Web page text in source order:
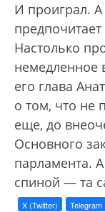
И проиграл. А
Настолько
немедленное
его глава
о том, что не
еще, до
Основного
парламента.
спиной — та
X (Twitter) Telegram